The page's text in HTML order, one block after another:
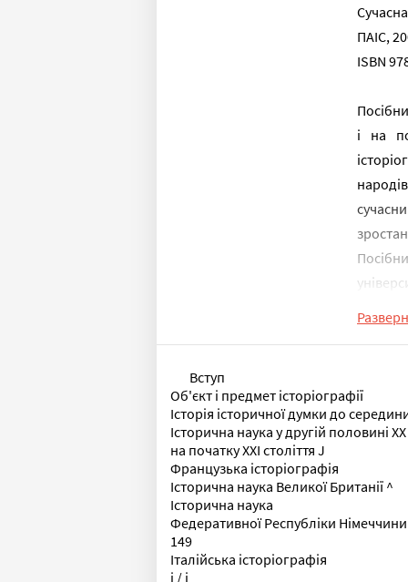
ПАІС,
ISBN
і на
Вступ
Об'єкт і предмет історіографії
Історія історичної думки до
Історична наука у другій половині
на початку XXI століття J
Французька історіографія
Історична наука Великої Британії ^
Історична наука
Федеративної Республіки Німеччини
149
Італійська історіографія
і / і